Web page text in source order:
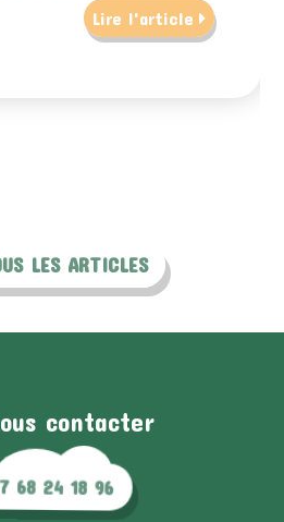
Lire l'article
LES ARTICLES
contacter
68 24 18 96